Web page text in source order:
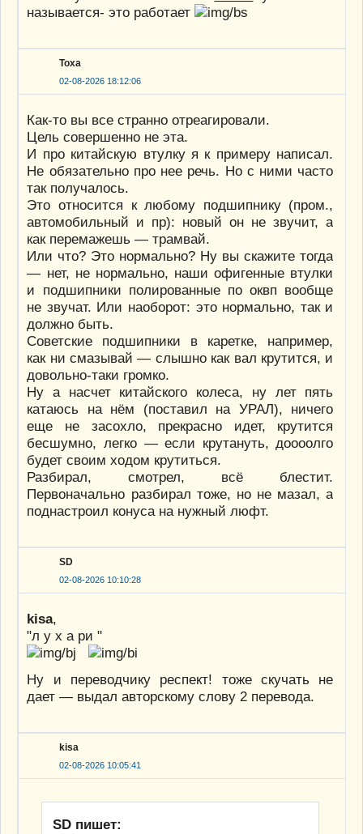
называется- это работает
Тоха
02-08-2026 18:12:06
Как-то вы все странно отреагировали.
Цель совершенно не эта.
И про китайскую втулку я к примеру написал.
Не обязательно про нее речь. Но с ними часто
так получалось.
Это относится к любому подшипнику (пром.,
автомобильный и пр): новый он не звучит, а
как перемажешь — трамвай.
Или что? Это нормально? Ну вы скажите тогда
— нет, не нормально, наши офигенные втулки
и подшипники полированные по оквп вообще
не звучат. Или наоборот: это нормально, так и
должно быть.
Советские подшипники в каретке, например,
как ни смазывай — слышно как вал крутится, и
довольно-таки громко.
Ну а насчет китайского колеса, ну лет пять
катаюсь на нём (поставил на УРАЛ), ничего
еще не засохло, прекрасно идет, крутится
бесшумно, легко — если крутануть, доооолго
будет своим ходом крутиться.
Разбирал, смотрел, всё блестит.
Первоначально разбирал тоже, но не мазал, а
поднастроил конуса на нужный люфт.
SD
02-08-2026 10:10:28
kisa,
"л у х а ри "
Ну и переводчику респект! тоже скучать не
дает — выдал авторскому слову 2 перевода.
kisa
02-08-2026 10:05:41
SD пишет: